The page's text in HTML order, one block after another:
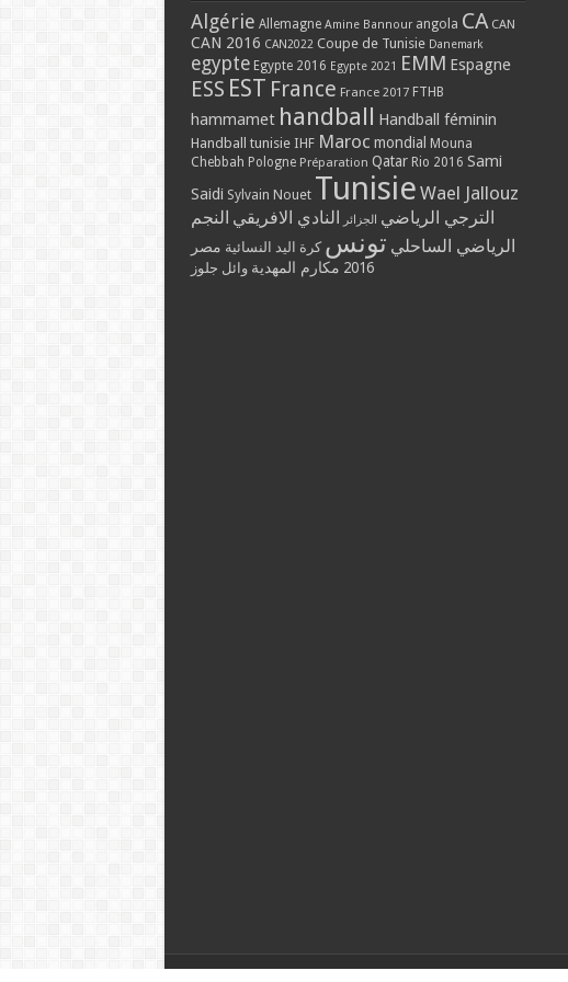
Algérie Allemagne Amine Bannour angola CA CAN
CAN 2016 CAN2022 Coupe de Tunisie Danemark
egypte Egypte 2016 Egypte 2021 EMM Espagne
ESS EST France France 2017 FTHB
hammamet handball Handball féminin
Handball tunisie IHF Maroc mondial Mouna
Chebbah Pologne Préparation Qatar Rio 2016 Sami
Saidi Sylvain Nouet Tunisie Wael Jallouz
الترجي الرياضي الجزائر النادي الافريقي النجم
الرياضي الساحلي تونس كرة اليد النسائية مصر
2016 مكارم المهدية وائل جلوز